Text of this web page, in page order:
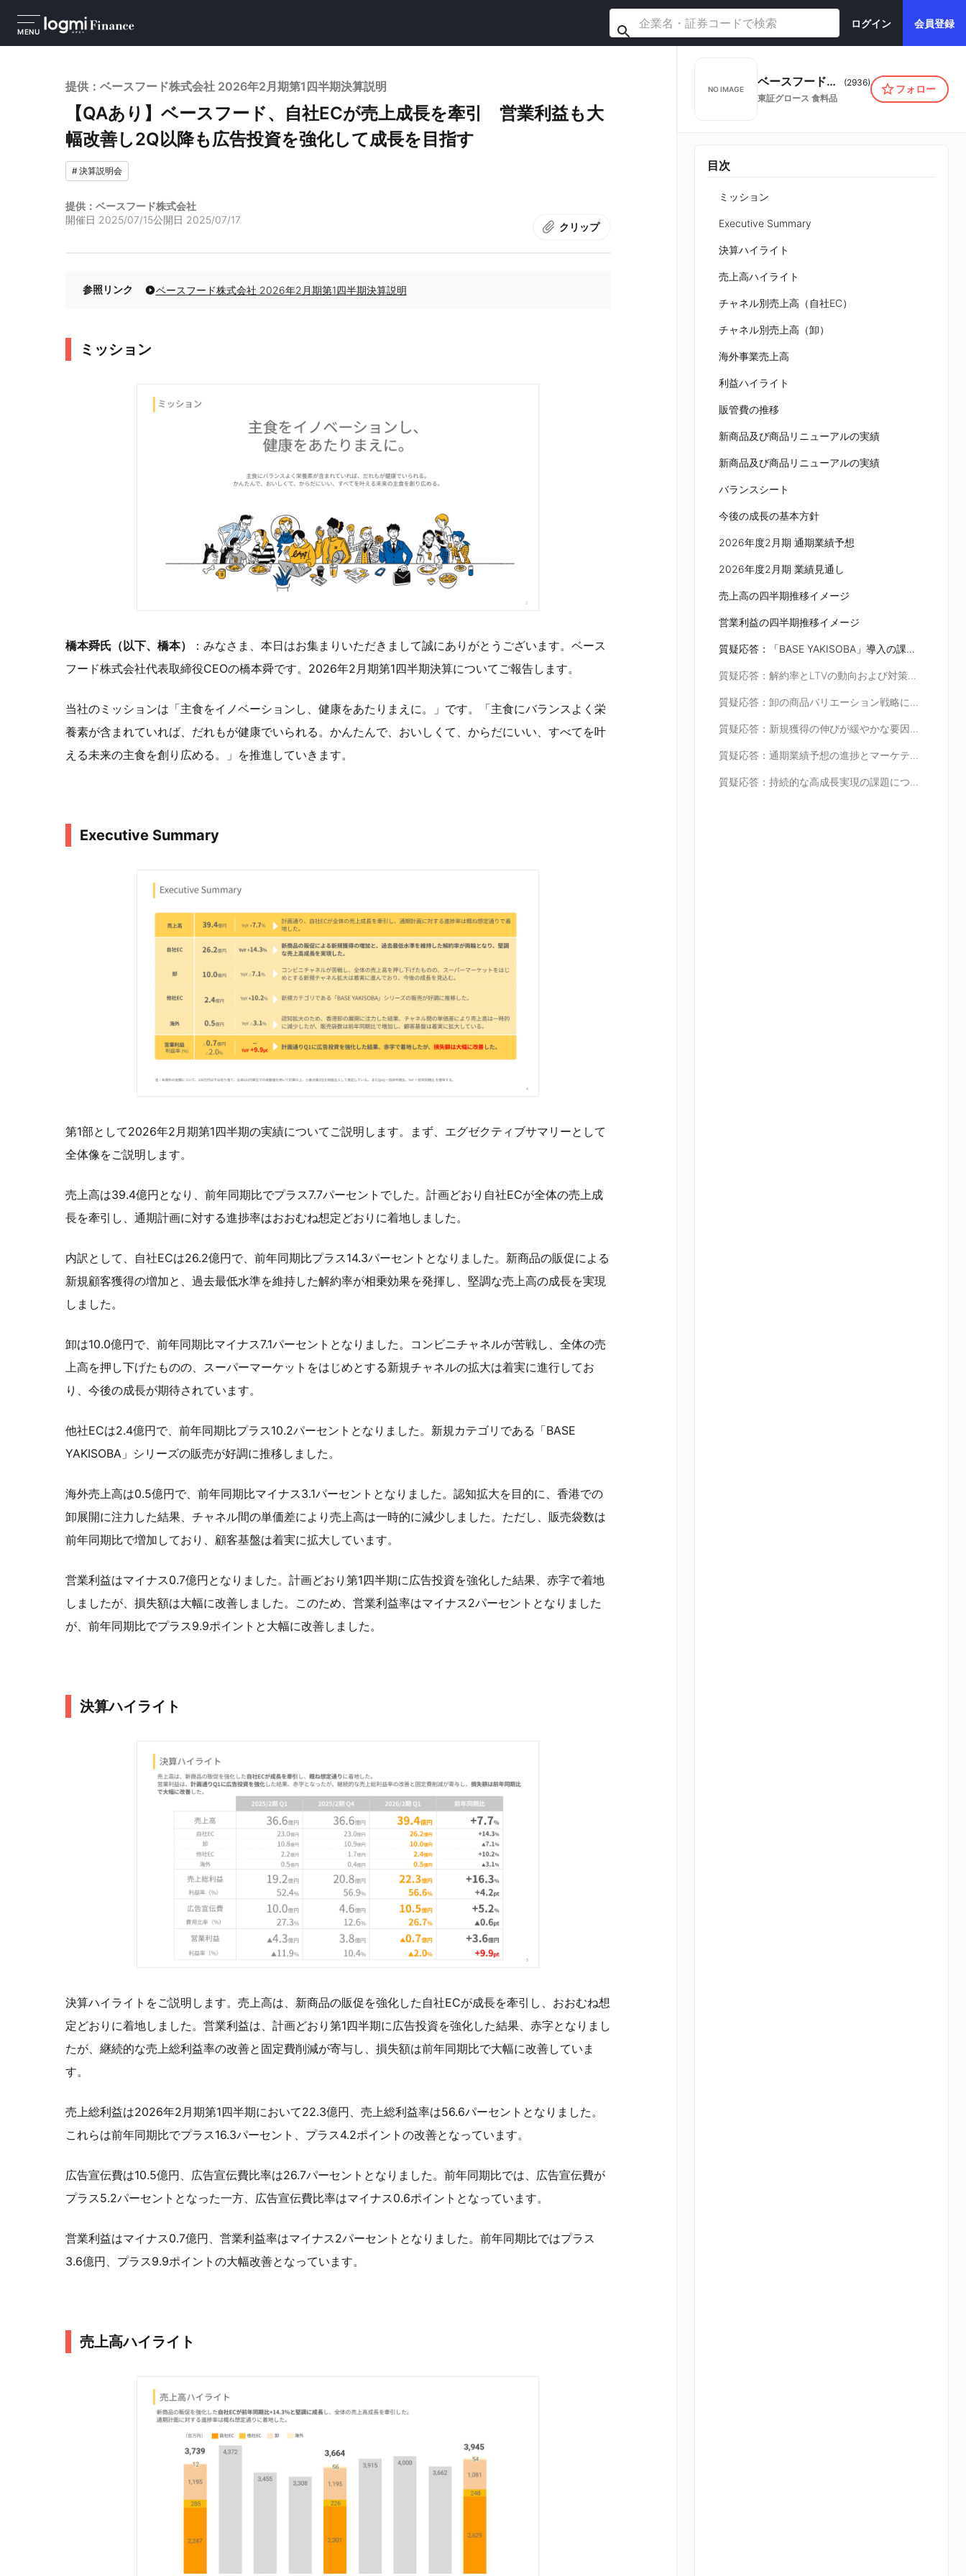
MENU
ログイン 会員登録
提供：ベースフード株式会社 2026年2月期第1四半期決算説明
【QAあり】ベースフード、自社ECが売上成長を牽引 営業利益も大
幅改善し2Q以降も広告投資を強化して成長を目指す
#決算説明会
提供：ベースフード株式会社
開催日 2025/07/15公開日 2025/07/17
クリップ
参照リンク ベースフード株式会社 2026年2月期第1四半期決算説明
ミッション
橋本舜氏（以下、橋本）
：みなさま、本日はお集まりいただきまして誠にありがとうございます。ベース
フード株式会社代表取締役CEOの橋本舜です。2026年2月期第1四半期決算についてご報告します。
当社のミッションは「主食をイノベーションし、健康をあたりまえに。」です。「主食にバランスよく栄
養素が含まれていれば、だれもが健康でいられる。かんたんで、おいしくて、からだにいい、すべてを叶
える未来の主食を創り広める。」を推進していきます。
Executive Summary
第1部として2026年2月期第1四半期の実績についてご説明します。まず、エグゼクティブサマリーとして
全体像をご説明します。
売上高は39.4億円となり、前年同期比でプラス7.7パーセントでした。計画どおり自社ECが全体の売上成
長を牽引し、通期計画に対する進捗率はおおむね想定どおりに着地しました。
内訳として、自社ECは26.2億円で、前年同期比プラス14.3パーセントとなりました。新商品の販促による
新規顧客獲得の増加と、過去最低水準を維持した解約率が相乗効果を発揮し、堅調な売上高の成長を実現
しました。
卸は10.0億円で、前年同期比マイナス7.1パーセントとなりました。コンビニチャネルが苦戦し、全体の売
上高を押し下げたものの、スーパーマーケットをはじめとする新規チャネルの拡大は着実に進行してお
り、今後の成長が期待されています。
他社ECは2.4億円で、前年同期比プラス10.2パーセントとなりました。新規カテゴリである「BASE
YAKISOBA」シリーズの販売が好調に推移しました。
海外売上高は0.5億円で、前年同期比マイナス3.1パーセントとなりました。認知拡大を目的に、香港での
卸展開に注力した結果、チャネル間の単価差により売上高は一時的に減少しました。ただし、販売袋数は
前年同期比で増加しており、顧客基盤は着実に拡大しています。
営業利益はマイナス0.7億円となりました。計画どおり第1四半期に広告投資を強化した結果、赤字で着地
しましたが、損失額は大幅に改善しました。このため、営業利益率はマイナス2パーセントとなりました
が、前年同期比でプラス9.9ポイントと大幅に改善しました。
決算ハイライト
決算ハイライトをご説明します。売上高は、新商品の販促を強化した自社ECが成長を牽引し、おおむね想
定どおりに着地しました。営業利益は、計画どおり第1四半期に広告投資を強化した結果、赤字となりまし
たが、継続的な売上総利益率の改善と固定費削減が寄与し、損失額は前年同期比で大幅に改善していま
す。
売上総利益は2026年2月期第1四半期において22.3億円、売上総利益率は56.6パーセントとなりました。
これらは前年同期比でプラス16.3パーセント、プラス4.2ポイントの改善となっています。
広告宣伝費は10.5億円、広告宣伝費比率は26.7パーセントとなりました。前年同期比では、広告宣伝費が
プラス5.2パーセントとなった一方、広告宣伝費比率はマイナス0.6ポイントとなっています。
営業利益はマイナス0.7億円、営業利益率はマイナス2パーセントとなりました。前年同期比ではプラス
3.6億円、プラス9.9ポイントの大幅改善となっています。
売上高ハイライト
NO IMAGE
ベースフード株式会社 (2936)
東証グロース 食料品
フォロー
目次
ミッション
Executive Summary
決算ハイライト
売上高ハイライト
チャネル別売上高（自社EC）
チャネル別売上高（卸）
海外事業売上高
利益ハイライト
販管費の推移
新商品及び商品リニューアルの実績
新商品及び商品リニューアルの実績
バランスシート
今後の成⻑の基本方針
2026年度2月期 通期業績予想
2026年度2月期 業績見通し
売上高の四半期推移イメージ
営業利益の四半期推移イメージ
質疑応答：「BASE YAKISOBA」導入の課題と成長戦略について
質疑応答：解約率とLTVの動向および対策について
質疑応答：卸の商品バリエーション戦略について
質疑応答：新規獲得の伸びが緩やかな要因について
質疑応答：通期業績予想の進捗とマーケティング計画について
質疑応答：持続的な高成長実現の課題について